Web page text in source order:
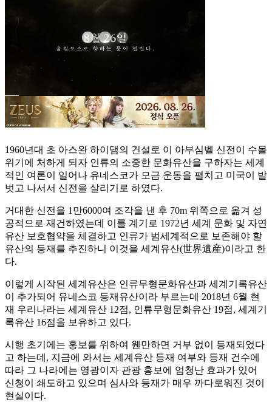
1960년대 초 아스완 하이댐의 건설로 이 아부심벨 신전이 수몰
위기에 처하게 되자 인류의 소중한 문화유산을 구하자는 세계
적인 여론이 일어나 유네스코가 모금 운동을 펼치고 미국이 발
벗고 나서서 신전을 살리기로 하였다.
거대한 신전을 1만6000여 조각을 낸 후 70m 위쪽으로 옮겨 성
공적으로 재건하였는데 이를 계기로 1972년 세계 문화 및 자연
유산 보호협약을 체결하고 인류가 범세계적으로 보존해야 할
유산의 등재를 추진하니 이것을 세계유산(世界遺産)이라고 한
다.
이렇게 시작된 세계유산은 인류무형문화유산과 세계기록유산
이 추가되어 유네스코 등재유산이라 부르는데 2018년 6월 현
재 우리나라는 세계유산 12점, 인류무형문화유산 19점, 세계기
록유산 16점을 보유하고 있다.
시행 초기에는 홍보를 위하여 웬만하면 거부 없이 등재되었다
고 하는데, 지금에 와서는 세계유산 등재 여부와 등재 건수에
따라 그 나라에는 영광이자 관광 홍보에 엄청난 효과가 있어
신청이 쇄도하고 있으며 심사와 등재가 매우 까다로워진 것이
현실이다.